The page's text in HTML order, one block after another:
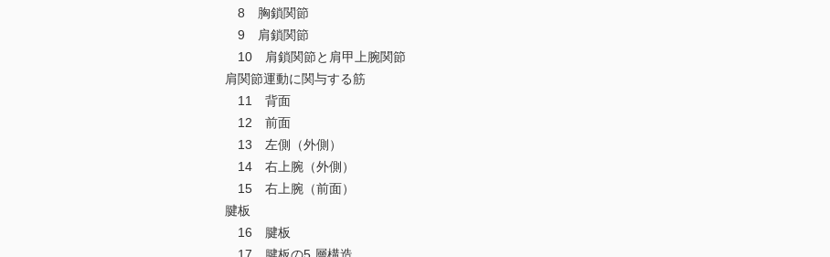
8 胸鎖関節
9 肩鎖関節
10 肩鎖関節と肩甲上腕関節
肩関節運動に関与する筋
11 背面
12 前面
13 左側（外側）
14 右上腕（外側）
15 右上腕（前面）
腱板
16 腱板